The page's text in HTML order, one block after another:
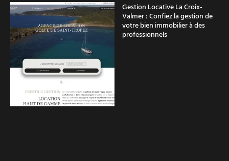
Gestion Locative La Croix-
Valmer : Confiez la gestion de
votre bien immobilier à des
professionnels